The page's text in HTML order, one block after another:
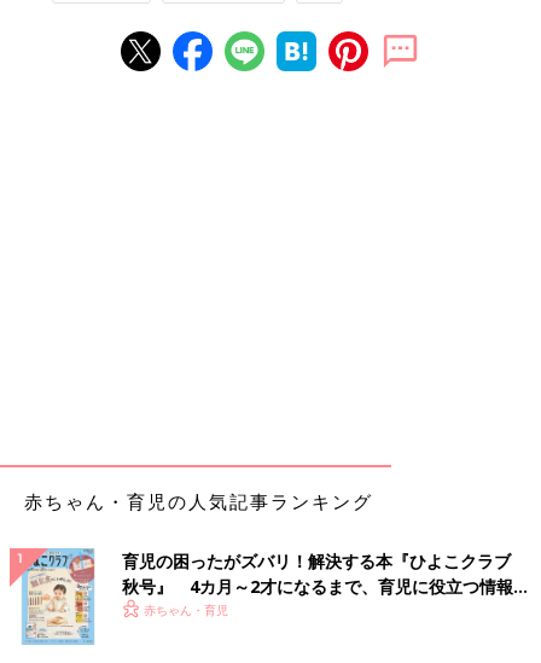
赤ちゃん・育児の人気記事ランキング
育児の困ったがズバリ！解決する本『ひよこクラブ
秋号』 4カ月～2才になるまで、育児に役立つ情報が
いっぱい！
赤ちゃん・育児